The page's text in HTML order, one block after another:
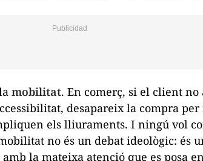
mobilitat. En comerç, si el client
desapareix la compra
els lliuraments. I ningú vol
no és un debat ideològic: és
la mateixa atenció que es posa